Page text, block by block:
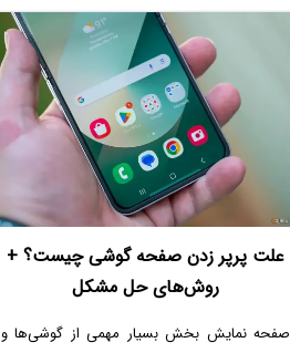
علت پرپر زدن صفحه گوشی چیست؟ +
روش‌های حل مشکل
صفحه نمایش بخش بسیار مهمی از گوشی‌ها و